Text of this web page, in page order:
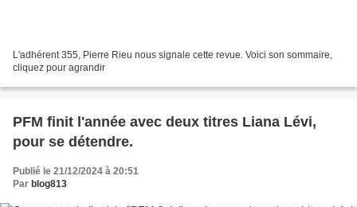
L'adhérent 355, Pierre Rieu nous signale cette revue. Voici son sommaire,
cliquez pour agrandir
PFM finit l'année avec deux titres Liana Lévi,
pour se détendre.
Publié le 21/12/2024 à 20:51
Par blog813